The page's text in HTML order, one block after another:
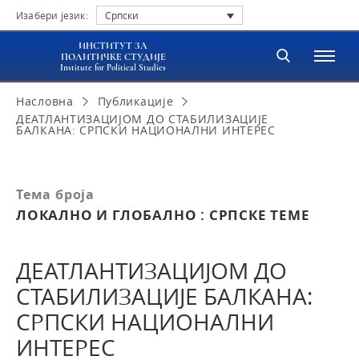
Изабери језик: Српски
ИНСТИТУТ ЗА
ПОЛИТИЧКЕ СТУДИЈЕ
Institute for Political Studies
Насловна
Публикације
ДЕАТЛАНТИЗАЦИЈОМ ДО СТАБИЛИЗАЦИЈЕ
БАЛКАНА: СРПСКИ НАЦИОНАЛНИ ИНТЕРЕС
Тема броја
ЛОКАЛНО И ГЛОБАЛНО : СРПСКЕ ТЕМЕ
ДЕАТЛАНТИЗАЦИЈОМ ДО
СТАБИЛИЗАЦИЈЕ БАЛКАНА:
СРПСКИ НАЦИОНАЛНИ
ИНТЕРЕС